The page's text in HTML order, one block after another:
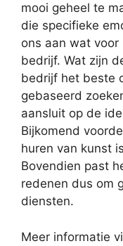
mooi geheel te
die specifieke
ons aan wat
bedrijf. Wat zijn
bedrijf het beste
gebaseerd
aansluit op de
Bijkomend
huren van kunst
Bovendien past
redenen dus om
diensten.
Meer informatie